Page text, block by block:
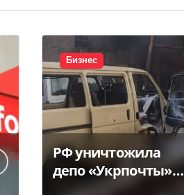
Бизнес
РФ уничтожила
депо «Укрпочты» в
Павлограде: есть